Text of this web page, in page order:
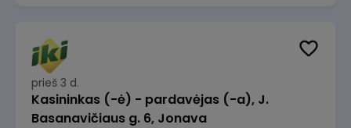
prieš 3 d.
Kasininkas (-ė) - pardavėjas (-a), J.
Basanavičiaus g. 6, Jonava